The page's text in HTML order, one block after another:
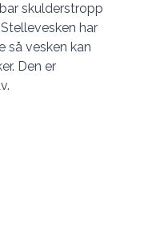
skulderstropp
har
så vesken kan
Den er